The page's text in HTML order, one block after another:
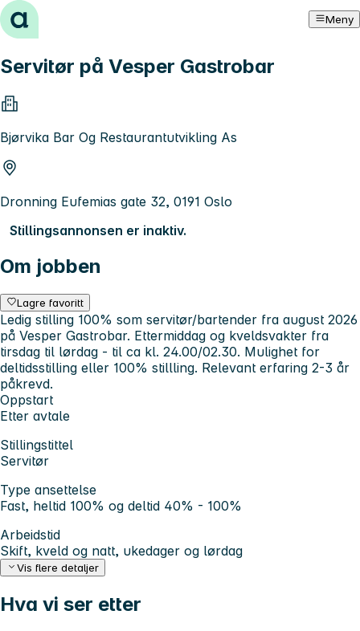
Hopp til innhold Meny
Servitør på Vesper Gastrobar
Bjørvika Bar Og Restaurantutvikling As
Dronning Eufemias gate 32, 0191 Oslo
Stillingsannonsen er inaktiv.
Om jobben
Lagre favoritt
Ledig stilling 100% som servitør/bartender fra august 2026
på Vesper Gastrobar. Ettermiddag og kveldsvakter fra
tirsdag til lørdag - til ca kl. 24.00/02.30. Mulighet for
deltidsstilling eller 100% stillling. Relevant erfaring 2-3 år
påkrevd.
Oppstart
Etter avtale
Stillingstittel
Servitør
Type ansettelse
Fast, heltid 100% og deltid 40% - 100%
Arbeidstid
Skift, kveld og natt, ukedager og lørdag
Vis flere detaljer
Hva vi ser etter